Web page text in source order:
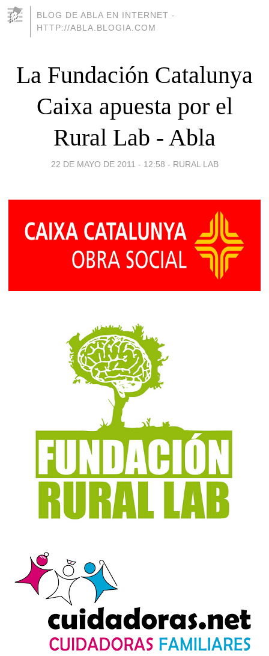
BLOG DE ABLA EN INTERNET -
HTTP://ABLA.BLOGIA.COM
La Fundación Catalunya
Caixa apuesta por el
Rural Lab - Abla
22 DE MAYO DE 2011 - 12:58 - RURAL LAB